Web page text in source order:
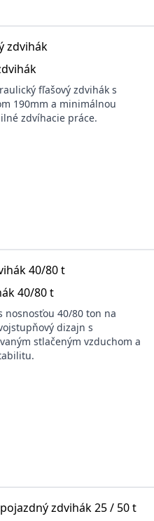
fľašový zdvihák s
190mm a minimálnou
zdvíhacie práce.
40/80 t
nosnosťou 40/80 ton na
dizajn s
stlačeným vzduchom a